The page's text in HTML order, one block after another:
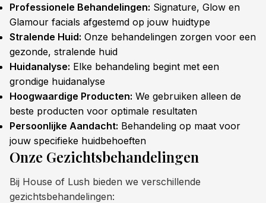
Professionele Behandelingen: Signature, Glow en
Glamour facials afgestemd op jouw huidtype
Stralende Huid: Onze behandelingen zorgen voor een
gezonde, stralende huid
Huidanalyse: Elke behandeling begint met een
grondige huidanalyse
Hoogwaardige Producten: We gebruiken alleen de
beste producten voor optimale resultaten
Persoonlijke Aandacht: Behandeling op maat voor
jouw specifieke huidbehoeften
Onze Gezichtsbehandelingen
Bij House of Lush bieden we verschillende
gezichtsbehandelingen: